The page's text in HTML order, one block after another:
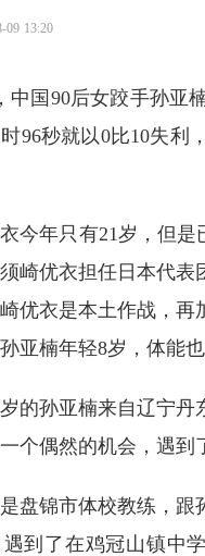
09 13:20
中国90后女跤手孙亚
96秒就以0比10失利
今年只有21岁，但
崎优衣担任日本代
优衣是本土作战，
亚楠年轻8岁，体能也
的孙亚楠来自辽宁
个偶然的机会，遇
盘锦市体校教练，跟
遇到了在鸡冠山镇中